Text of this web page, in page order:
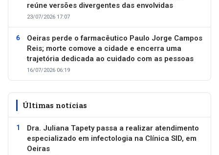
reúne versões divergentes das envolvidas
23/07/2026 17:07
Oeiras perde o farmacêutico Paulo Jorge Campos
Reis; morte comove a cidade e encerra uma
trajetória dedicada ao cuidado com as pessoas
16/07/2026 06:19
Últimas notícias
Dra. Juliana Tapety passa a realizar atendimento
especializado em infectologia na Clínica SID, em
Oeiras